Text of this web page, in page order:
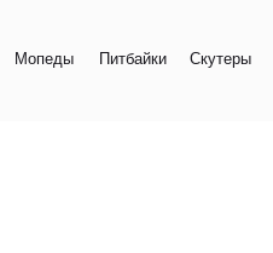
Квадроциклы
Скутеры
Питбайки